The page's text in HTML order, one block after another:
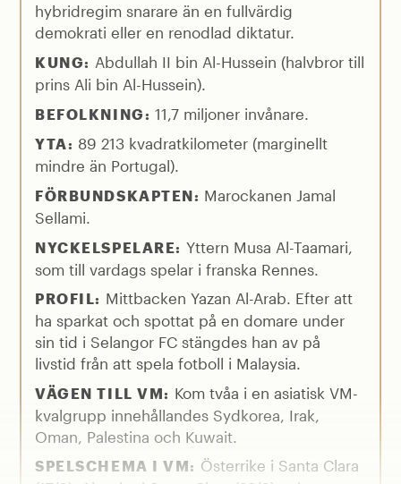
hybridregim snarare än en fullvärdig
demokrati eller en renodlad diktatur.
KUNG: Abdullah II bin Al-Hussein (halvbror till
prins Ali bin Al-Hussein).
BEFOLKNING: 11,7 miljoner invånare.
YTA: 89 213 kvadratkilometer (marginellt
mindre än Portugal).
FÖRBUNDSKAPTEN: Marockanen Jamal
Sellami.
NYCKELSPELARE: Yttern Musa Al-Taamari,
som till vardags spelar i franska Rennes.
PROFIL: Mittbacken Yazan Al-Arab. Efter att
ha sparkat och spottat på en domare under
sin tid i Selangor FC stängdes han av på
livstid från att spela fotboll i Malaysia.
VÄGEN TILL VM: Kom tvåa i en asiatisk VM-
kvalgrupp innehållandes Sydkorea, Irak,
Oman, Palestina och Kuwait.
SPELSCHEMA I VM: Österrike i Santa Clara